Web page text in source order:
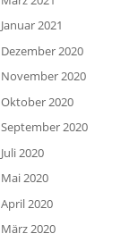
Januar 2021
Dezember 2020
November 2020
Oktober 2020
September 2020
Juli 2020
Mai 2020
April 2020
März 2020